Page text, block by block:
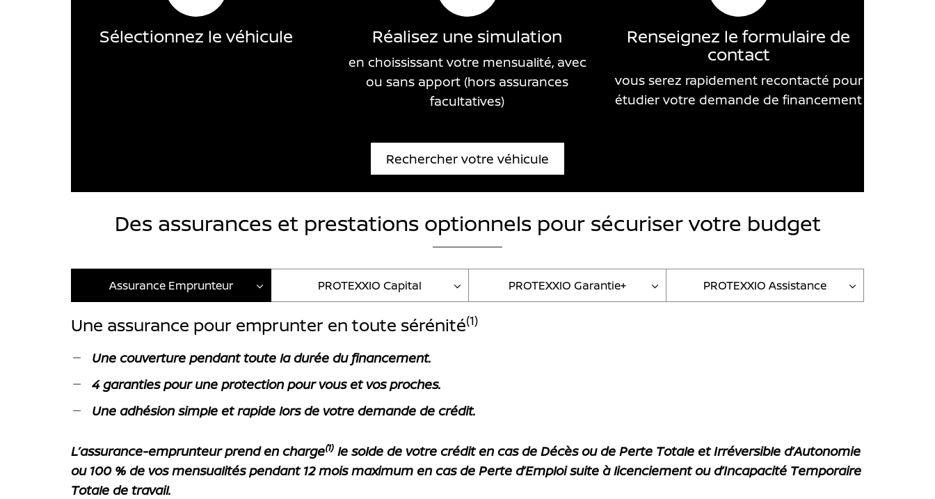
Sélectionnez le véhicule Réalisez une simulation
en choississant votre mensualité, avec
ou sans apport (hors assurances
facultatives)
Renseignez le formulaire de
contact
vous serez rapidement recontacté pour
étudier votre demande de financement
Rechercher votre véhicule
Des assurances et prestations optionnels pour sécuriser votre budget
Assurance Emprunteur PROTEXXIO Capital PROTEXXIO Garantie+ PROTEXXIO Assistance
Une assurance pour emprunter en toute sérénité(1)
Une couverture pendant toute la durée du financement.
4 garanties pour une protection pour vous et vos proches.
Une adhésion simple et rapide lors de votre demande de crédit.
L’assurance-emprunteur prend en charge(1) le solde de votre crédit en cas de Décès ou de Perte Totale et Irréversible d’Autonomie
ou 100 % de vos mensualités pendant 12 mois maximum en cas de Perte d’Emploi suite à licenciement ou d’Incapacité Temporaire
Totale de travail.